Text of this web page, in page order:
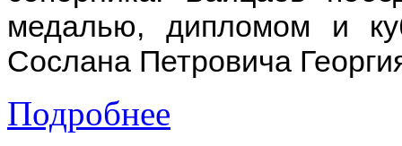
медалью, дипломом и
Сослана Петровича
Подробнее